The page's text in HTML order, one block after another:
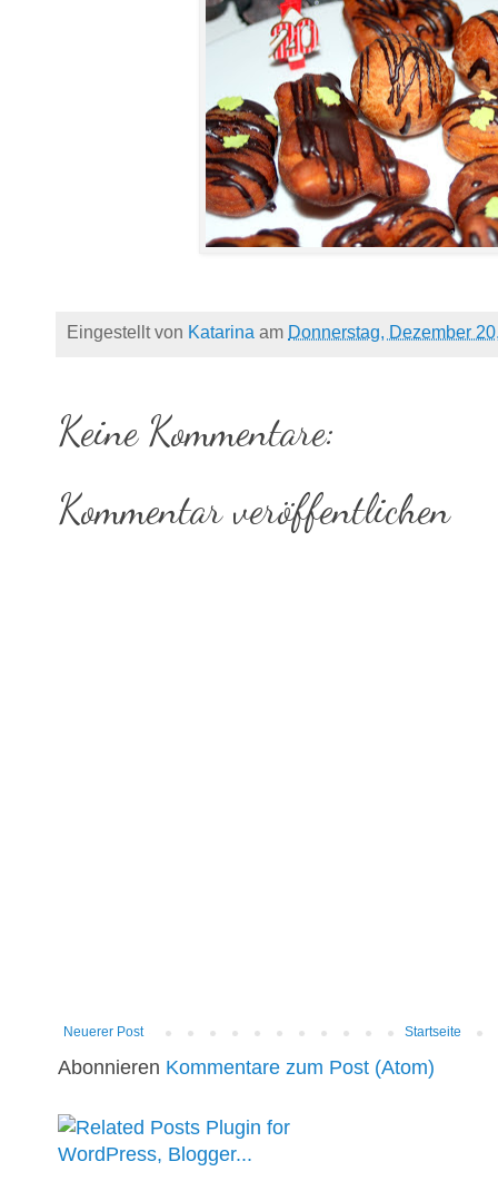
Eingestellt von Katarina am Donnerstag, Dezember
Keine Kommentare:
Kommentar veröffentlichen
Neuerer Post Startseite
Abonnieren Kommentare zum Post (Atom)